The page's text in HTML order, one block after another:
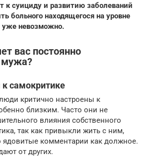
к суициду и развитию заболеваний
больного находящегося на уровне
уже невозможно.
вас постоянно
мужа?
самокритике
критично настроены к
близким. Часто они не
влияния собственного
так как привыкли жить с ним,
ядовитые комментарии как должное.
от других.